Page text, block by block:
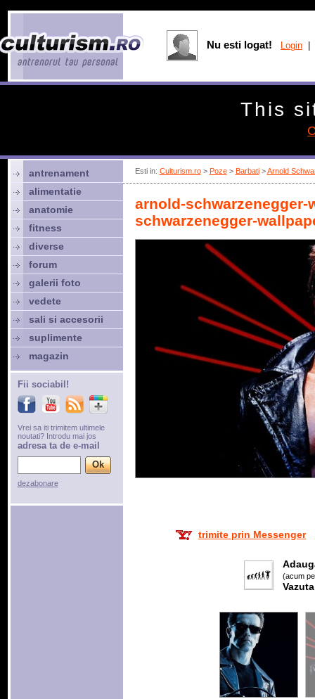
Esti in: Culturism.ro> Poze> Barbati>Arnold
arnold-schwarzenegger-
schwarzenegger-
trimite prin Messenger
(acum
Vazuta
antrenament
alimentatie
anatomie
fitness
diverse
forum
galerii foto
vedete
sali si accesorii
suplimente
magazin
Fii sociabil!
Vrei sa iti trimitem ultimele
noutati? Introdu mai jos
adresa ta de e-mail
dezabonare
Nu esti logat! Login
This